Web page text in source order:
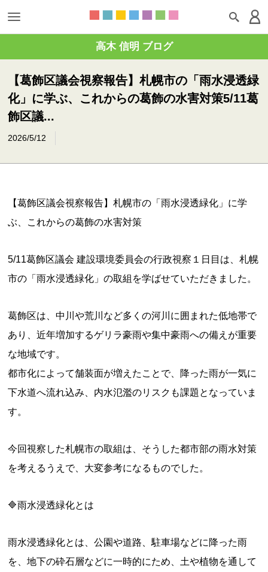
高木 信明 ブログ
【葛飾区議会視察報告】札幌市の「雨水浸透緑
化」に学ぶ、これからの葛飾の水害対策5/11葛
飾区議...
2026/5/12
【葛飾区議会視察報告】札幌市の「雨水浸透緑化」に学
ぶ、これからの葛飾の水害対策
5/11葛飾区議会 建設環境委員会の行政視察１日目は、札幌
市の「雨水浸透緑化」の取組を学ばせていただきました。
葛飾区は、中川や荒川など多くの河川に囲まれた低地帯で
あり、近年増加するゲリラ豪雨や集中豪雨への備えが重要
な地域です。
都市化によって舗装面が増えたことで、降った雨が一気に
下水道へ流れ込み、内水氾濫のリスクも課題となっていま
す。
今回視察した札幌市の取組は、そうした都市部の雨水対策
を考えるうえで、大変参考になるものでした。
🔷雨水浸透緑化とは
雨水浸透緑化とは、公園や道路、駐車場などに降った雨
を、地下の砕石層などに一時的にため、土や植物を通して